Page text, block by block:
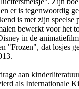
er is tegenwoordig
is met zijn speelse
bewerkt voor het
in de
"Frozen", dat losjes
aan
als Internationale